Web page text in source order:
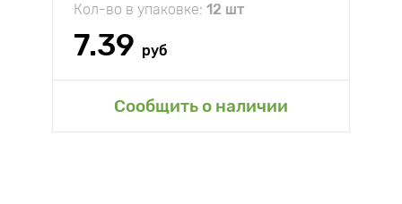
Кол-во в упаковке: 12 шт
7.39 руб
Сообщить о наличии